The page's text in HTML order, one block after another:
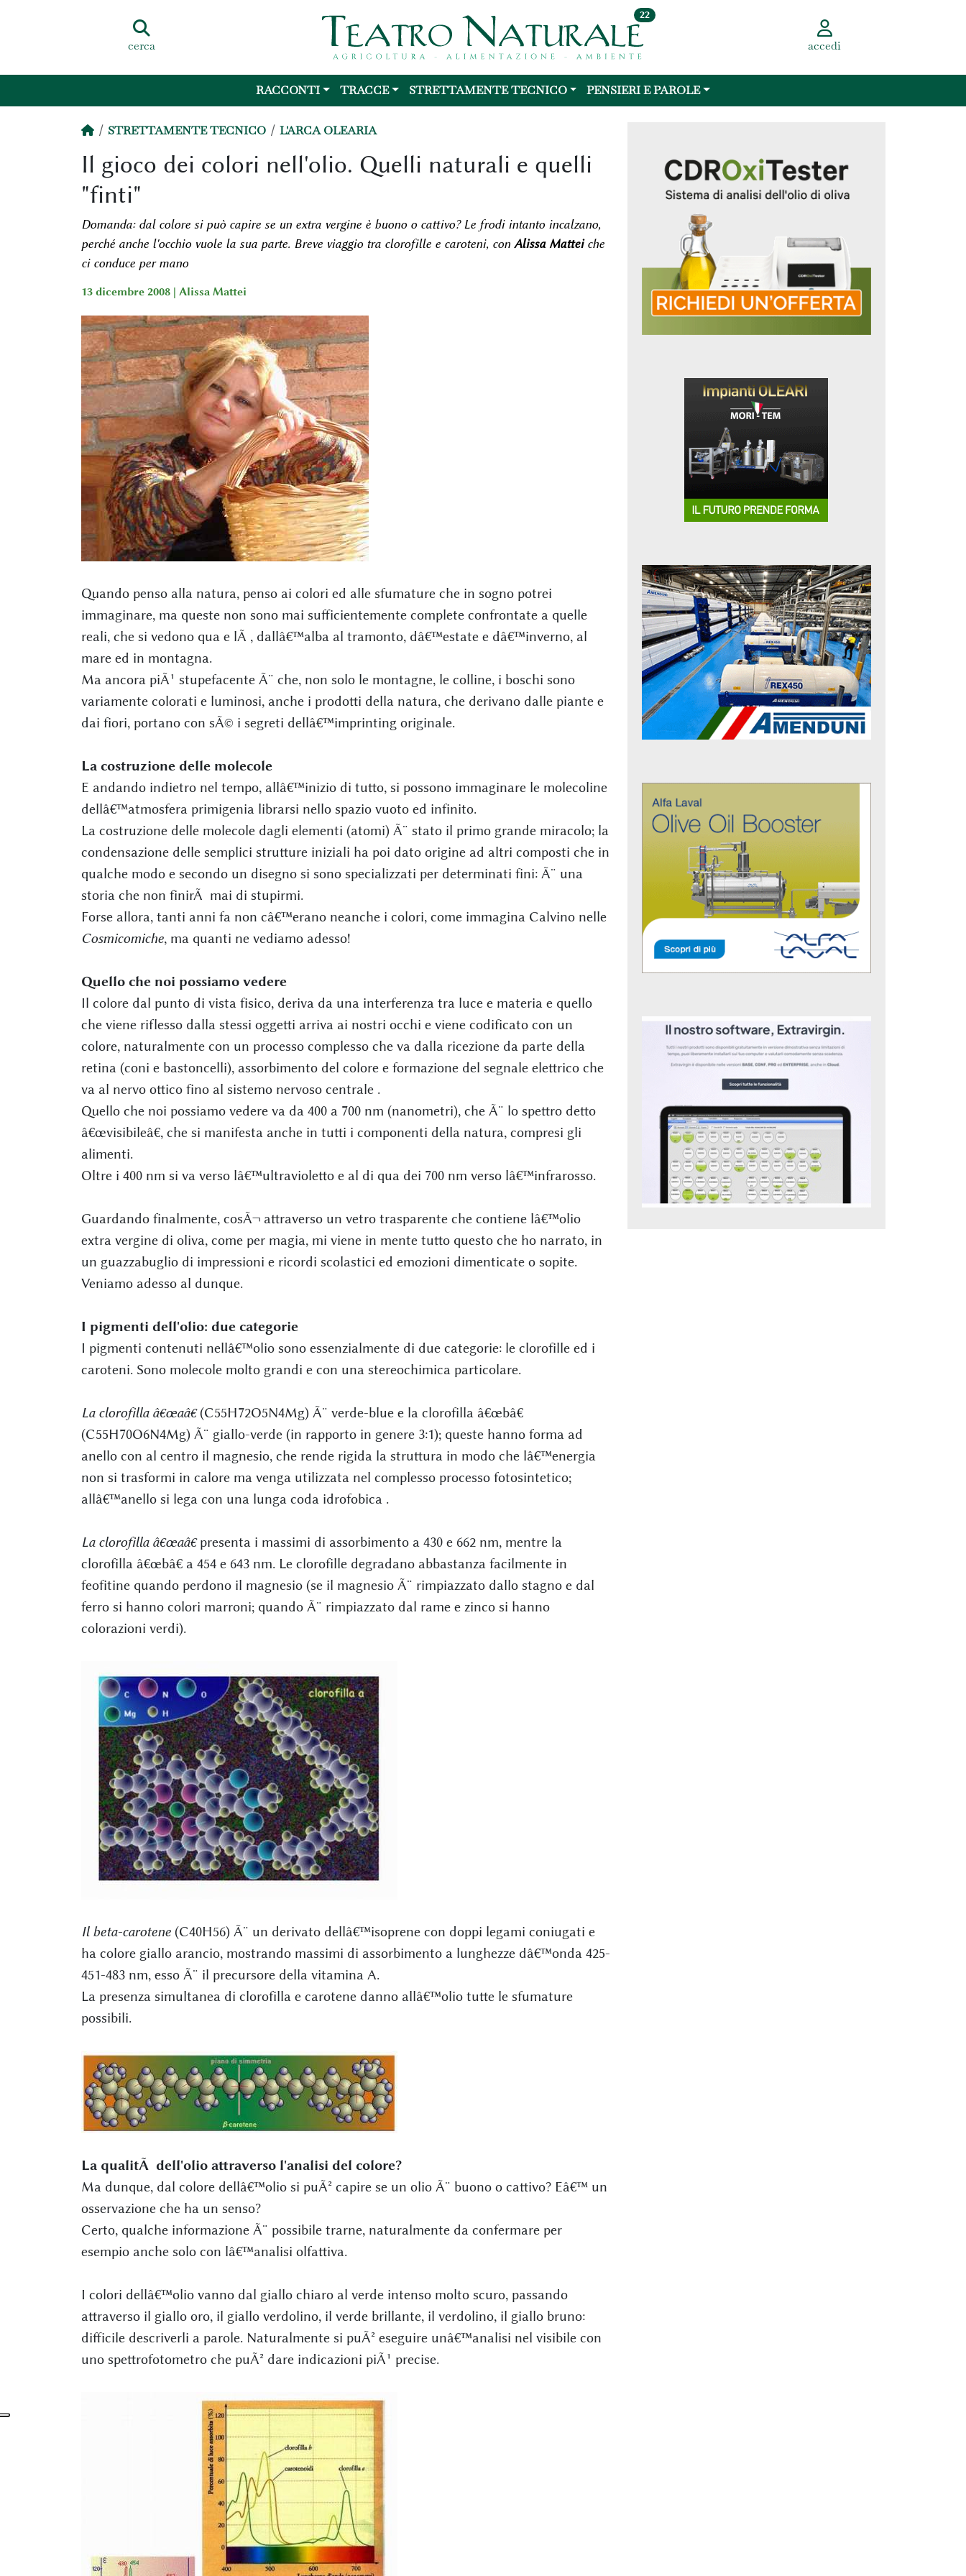
cerca
22
accedi
RACCONTI TRACCE STRETTAMENTE TECNICO PENSIERI E PAROLE
STRETTAMENTE TECNICO L'ARCA OLEARIA
Il gioco dei colori nell'olio. Quelli naturali e quelli
"finti"
Domanda: dal colore si può capire se un extra vergine è buono o cattivo? Le frodi intanto incalzano,
perché anche l'occhio vuole la sua parte. Breve viaggio tra clorofille e caroteni, con Alissa Matteiche
ci conduce per mano
13 dicembre 2008 | Alissa Mattei
Quando penso alla natura, penso ai colori ed alle sfumature che in sogno potrei
immaginare, ma queste non sono mai sufficientemente complete confrontate a quelle
reali, che si vedono qua e lÃ , dallâ€™alba al tramonto, dâ€™estate e dâ€™inverno, al
mare ed in montagna.
Ma ancora piÃ¹ stupefacente Ã¨ che, non solo le montagne, le colline, i boschi sono
variamente colorati e luminosi, anche i prodotti della natura, che derivano dalle piante e
dai fiori, portano con sÃ© i segreti dellâ€™imprinting originale.
La costruzione delle molecole
E andando indietro nel tempo, allâ€™inizio di tutto, si possono immaginare le molecoline
dellâ€™atmosfera primigenia librarsi nello spazio vuoto ed infinito.
La costruzione delle molecole dagli elementi (atomi) Ã¨ stato il primo grande miracolo; la
condensazione delle semplici strutture iniziali ha poi dato origine ad altri composti che in
qualche modo e secondo un disegno si sono specializzati per determinati fini: Ã¨ una
storia che non finirÃ mai di stupirmi.
Forse allora, tanti anni fa non câ€™erano neanche i colori, come immagina Calvino nelle
Cosmicomiche, ma quanti ne vediamo adesso!
Quello che noi possiamo vedere
Il colore dal punto di vista fisico, deriva da una interferenza tra luce e materia e quello
che viene riflesso dalla stessi oggetti arriva ai nostri occhi e viene codificato con un
colore, naturalmente con un processo complesso che va dalla ricezione da parte della
retina (coni e bastoncelli), assorbimento del colore e formazione del segnale elettrico che
va al nervo ottico fino al sistemo nervoso centrale .
Quello che noi possiamo vedere va da 400 a 700 nm (nanometri), che Ã¨ lo spettro detto
â€œvisibileâ€, che si manifesta anche in tutti i componenti della natura, compresi gli
alimenti.
Oltre i 400 nm si va verso lâ€™ultravioletto e al di qua dei 700 nm verso lâ€™infrarosso.
Guardando finalmente, cosÃ¬ attraverso un vetro trasparente che contiene lâ€™olio
extra vergine di oliva, come per magia, mi viene in mente tutto questo che ho narrato, in
un guazzabuglio di impressioni e ricordi scolastici ed emozioni dimenticate o sopite.
Veniamo adesso al dunque.
I pigmenti dell'olio: due categorie
I pigmenti contenuti nellâ€™olio sono essenzialmente di due categorie: le clorofille ed i
caroteni. Sono molecole molto grandi e con una stereochimica particolare.
La clorofilla â€œaâ€(C55H72O5N4Mg) Ã¨ verde-blue e la clorofilla â€œbâ€
(C55H70O6N4Mg) Ã¨ giallo-verde (in rapporto in genere 3:1); queste hanno forma ad
anello con al centro il magnesio, che rende rigida la struttura in modo che lâ€™energia
non si trasformi in calore ma venga utilizzata nel complesso processo fotosintetico;
allâ€™anello si lega con una lunga coda idrofobica .
La clorofilla â€œaâ€presenta i massimi di assorbimento a 430 e 662 nm, mentre la
clorofilla â€œbâ€ a 454 e 643 nm. Le clorofille degradano abbastanza facilmente in
feofitine quando perdono il magnesio (se il magnesio Ã¨ rimpiazzato dallo stagno e dal
ferro si hanno colori marroni; quando Ã¨ rimpiazzato dal rame e zinco si hanno
colorazioni verdi).
Il beta-carotene(C40H56) Ã¨ un derivato dellâ€™isoprene con doppi legami coniugati e
ha colore giallo arancio, mostrando massimi di assorbimento a lunghezze dâ€™onda 425-
451-483 nm, esso Ã¨ il precursore della vitamina A.
La presenza simultanea di clorofilla e carotene danno allâ€™olio tutte le sfumature
possibili.
La qualitÃ dell'olio attraverso l'analisi del colore?
Ma dunque, dal colore dellâ€™olio si puÃ² capire se un olio Ã¨ buono o cattivo? Eâ€™ un
osservazione che ha un senso?
Certo, qualche informazione Ã¨ possibile trarne, naturalmente da confermare per
esempio anche solo con lâ€™analisi olfattiva.
I colori dellâ€™olio vanno dal giallo chiaro al verde intenso molto scuro, passando
attraverso il giallo oro, il giallo verdolino, il verde brillante, il verdolino, il giallo bruno:
difficile descriverli a parole. Naturalmente si puÃ² eseguire unâ€™analisi nel visibile con
uno spettrofotometro che puÃ² dare indicazioni piÃ¹ precise.